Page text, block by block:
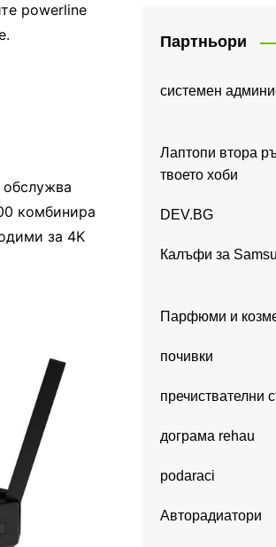
powerline
обслужва
комбинира
за 4K
Партньори
системен
Лаптопи втора
твоето хоби
DEV.BG
Калъфи за
Парфюми и
почивки
пречиствателни
дограма rehau
podaraci
Авторадиатори